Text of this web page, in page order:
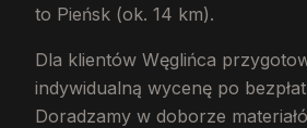
to Pieńsk (ok. 14 km).
Dla klientów Węglińca
indywidualną wycenę po
Doradzamy w doborze